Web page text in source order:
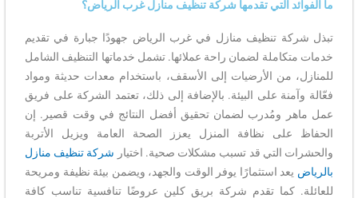
ما الفوائد التي تقدمها شركة تنظيف منازل غرب الرياض؟
تبذل شركة تنظيف منازل في غرب الرياض جهودًا جبارة في تقديم
خدمات متكاملة لضمان راحة عملائها. تشمل خدماتها التنظيف الشامل
للمنازل، من الأرضيات إلى الأسقف، باستخدام معدات حديثة ومواد
فعّالة وآمنة على البيئة. بالإضافة إلى ذلك، تعتمد الشركة على فريق
عمل ماهر ومُدرب لضمان تحقيق أفضل النتائج في وقت قصير. إن
الحفاظ على نظافة المنزل يعزز الصحة العامة ويزيل الأتربة
والحشرات التي قد تسبب مشكلات صحية. اختيار شركة تنظيف منازل
بالرياض يعد استثمارًا يوفر الوقت والجهد، ويضمن بيئة نظيفة ومريحة
للعائلة. كما تقدم شركة بريق كلين عروضًا تنافسية تناسب كافة